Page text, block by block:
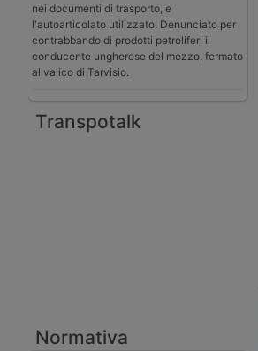
nei documenti di trasporto, e
l'autoarticolato utilizzato. Denunciato per
contrabbando di prodotti petroliferi il
conducente ungherese del mezzo, fermato
al valico di Tarvisio.
Transpotalk
Normativa
I dettagli degli
aumenti del